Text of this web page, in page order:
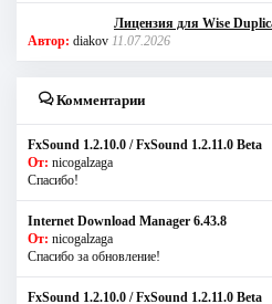
Лицензия для Wise
Автор: diakov 11.07.2026
Комментарии
FxSound 1.2.10.0 / FxSound 1.2.11.0 Beta
От: nicogalzaga
Спасибо!
Internet Download Manager 6.43.8
От: nicogalzaga
Спасибо за обновление!
FxSound 1.2.10.0 / FxSound 1.2.11.0 Beta